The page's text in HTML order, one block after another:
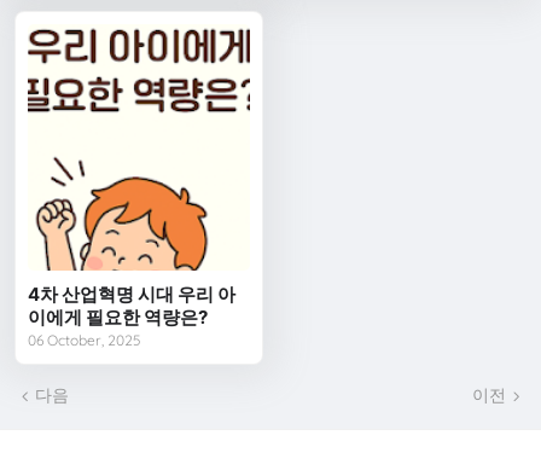
4차 산업혁명 시대 우리 아
이에게 필요한 역량은?
06 October, 2025
다음 이전